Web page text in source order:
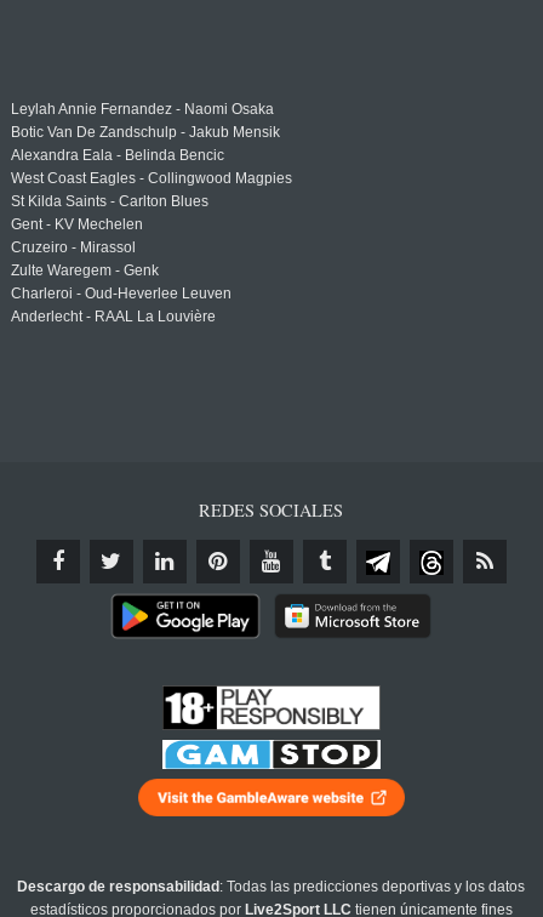
Leylah Annie Fernandez - Naomi Osaka
Botic Van De Zandschulp - Jakub Mensik
Alexandra Eala - Belinda Bencic
West Coast Eagles - Collingwood Magpies
St Kilda Saints - Carlton Blues
Gent - KV Mechelen
Cruzeiro - Mirassol
Zulte Waregem - Genk
Charleroi - Oud-Heverlee Leuven
Anderlecht - RAAL La Louvière
REDES SOCIALES
Descargo de responsabilidad : Todas las predicciones deportivas y los datos
estadísticos proporcionados por Live2Sport LLC tienen únicamente fines